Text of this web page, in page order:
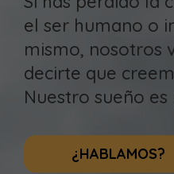
el ser humano o
mismo, nosotros
decirte que
Nuestro sueño es
¿HABLAMOS?